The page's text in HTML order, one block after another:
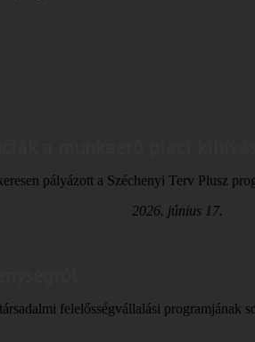
pályázott a Széchenyi Terv Plusz
2026. június 17.
felelősségvállalási programjának